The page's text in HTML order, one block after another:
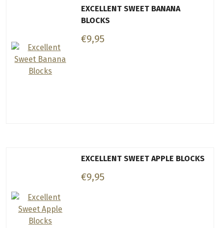
EXCELLENT SWEET BANANA
BLOCKS
€9,95
EXCELLENT SWEET APPLE BLOCKS
€9,95